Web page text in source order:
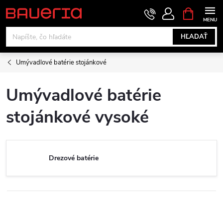
Prejsť
na
obsah
HĽADAŤ
KOŠÍK
Umývadlové batérie stojánkové
Umývadlové batérie
stojánkové vysoké
Drezové batérie